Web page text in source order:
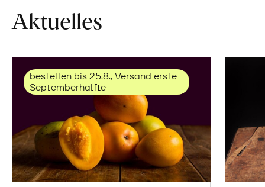
Aktuelles
bestellen bis 25.8., Versand erste
Septemberhälfte